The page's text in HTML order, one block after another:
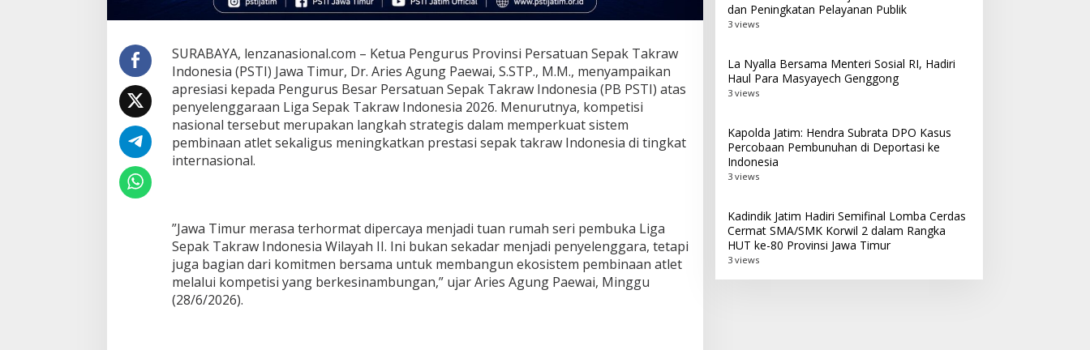
r
i
a
w
a
T
i
m
u
,
i
t
i
a
P
a
SURABAYA, lenzanasional.com – Ketua Pengurus Provinsi Persatuan Sepak Takraw
Indonesia (PSTI) Jawa Timur, Dr. Aries Agung Paewai, S.STP., M.M., menyampaikan
apresiasi kepada Pengurus Besar Persatuan Sepak Takraw Indonesia (PB PSTI) atas
penyelenggaraan Liga Sepak Takraw Indonesia 2026. Menurutnya, kompetisi
nasional tersebut merupakan langkah strategis dalam memperkuat sistem
pembinaan atlet sekaligus meningkatkan prestasi sepak takraw Indonesia di tingkat
internasional.
‎”Jawa Timur merasa terhormat dipercaya menjadi tuan rumah seri pembuka Liga
Sepak Takraw Indonesia Wilayah II. Ini bukan sekadar menjadi penyelenggara, tetapi
juga bagian dari komitmen bersama untuk membangun ekosistem pembinaan atlet
melalui kompetisi yang berkesinambungan,” ujar Aries Agung Paewai, Minggu
(28/6/2026).
dan Peningkatan Pelayanan Publik
3 views
La Nyalla Bersama Menteri Sosial RI, Hadiri
Haul Para Masyayech Genggong
3 views
Kapolda Jatim: Hendra Subrata DPO Kasus
Percobaan Pembunuhan di Deportasi ke
Indonesia
3 views
Kadindik Jatim Hadiri Semifinal Lomba Cerdas
Cermat SMA/SMK Korwil 2 dalam Rangka
HUT ke-80 Provinsi Jawa Timur
3 views